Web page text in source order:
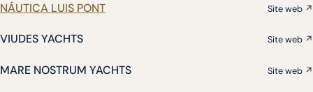
NÁUTICA LUIS PONT Site web ↗
VIUDES YACHTS Site web ↗
MARE NOSTRUM YACHTS Site web ↗